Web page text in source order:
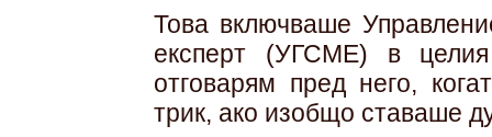
Това включваше
експерт (УГСМЕ) в
отговарям пред него,
трик, ако изобщо ставаше